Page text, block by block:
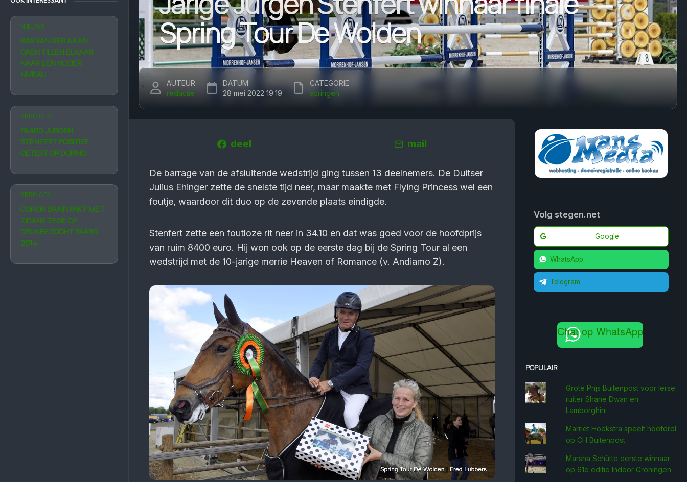
NIEUWS
BAS VAN DER AA EN
GAEN TILLEN ELKAAR
NAAR EEN HOGER
NIVEAU
SPRINGEN
PAARD JURGEN
STENFERT POSITIEF
GETEST OP DOPING
SPRINGEN
CONOR DRAIN PAKT MET
ZIDANE ZEGE OP
DRUKBEZOCHT PAARD
2014
Spring Tour De Wolden
AUTEUR
redactie
DATUM
28 mei 2022 19:19
CATEGORIE
springen
deel mail
De barrage van de afsluitende wedstrijd ging tussen 13 deelnemers. De Duitser
Julius Ehinger zette de snelste tijd neer, maar maakte met Flying Princess wel een
foutje, waardoor dit duo op de zevende plaats eindigde.
Stenfert zette een foutloze rit neer in 34.10 en dat was goed voor de hoofdprijs
van ruim 8400 euro. Hij won ook op de eerste dag bij de Spring Tour al een
wedstrijd met de 10-jarige merrie Heaven of Romance (v. Andiamo Z).
Volg stegen.net
Google
WhatsApp
Telegram
Chat op WhatsApp
POPULAIR
Grote Prijs Buitenpost voor Ierse
ruiter Shane Dwan en
Lamborghini
Marriët Hoekstra speelt hoofdrol
op CH Buitenpost
Marsha Schütte eerste win­naar
op 61e editie Indoor Groningen